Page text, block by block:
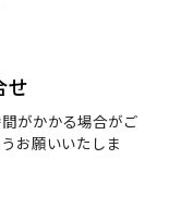
せ
がかかる場合がご
お願いいたしま